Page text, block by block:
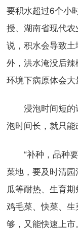
要积水超过6个小
授、湖南省现代
说，积水会导致
外，洪水淹没后
环境下病原体会大
浸泡时间短的
泡时间长，就只能
“补种，品种要
菜地，要及时清
瓜等耐热、生育
鸡毛菜、快菜、
够，又能快速上市。